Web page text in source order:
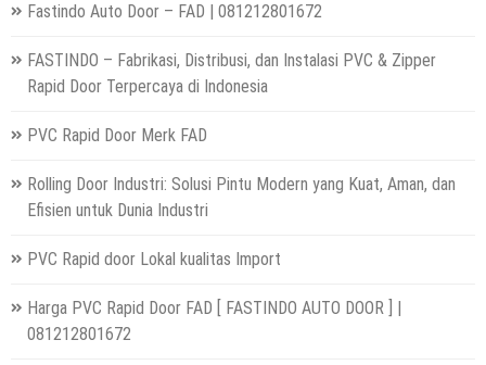
Fastindo Auto Door – FAD | 081212801672
FASTINDO – Fabrikasi, Distribusi, dan Instalasi PVC & Zipper
Rapid Door Terpercaya di Indonesia
PVC Rapid Door Merk FAD
Rolling Door Industri: Solusi Pintu Modern yang Kuat, Aman, dan
Efisien untuk Dunia Industri
PVC Rapid door Lokal kualitas Import
Harga PVC Rapid Door FAD [ FASTINDO AUTO DOOR ] |
081212801672